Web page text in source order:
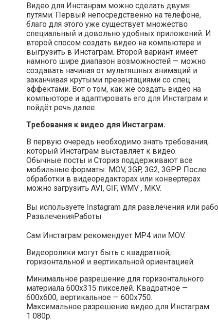
Видео для Инстанрам можно сделать двумя
путями. Первый непосредственно на телефоне,
благо для этого уже существует множество
специальный и довольно удобных приложений. И
второй спосом создать видео на компьютере и
выгрузить в Инстаграм. Второй вариант имеет
намного шире диапазон возможностей — можно
создавать начиная от мультяшных анимаций и
заканчивая крутыми презентациями со спец.
эффектами. Вот о том, как же создать видео на
компьюторе и адаптировать его для Инстаграм и
пойдёт речь далее.
Требования к видео для Инстаграм.
В первую очередь необходимо знать требования,
который Инстаграм выставляет к видео.
Обычные посты и Сториз поддерживают все
мобильные форматы: MOV, 3GP, 3G2, 3GPP. После
обработки в видеоредакторах или конвертерах
можно загрузить AVI, GIF, WMV , MKV.
Вы используете Instagram для развлечения или
РазвлеченияРаботы
Сам Инстаграм рекомендует MP4 или MOV.
Видеоролики могут быть с квадратной,
горизонтальной и вертикальной ориентацией.
Минимальное разрешение для горизонтального
материала 600х315 пикселей. Квадратное —
600х600, вертикальное — 600х750.
Максимальное разрешение видео для Инстаграм:
1 080p.